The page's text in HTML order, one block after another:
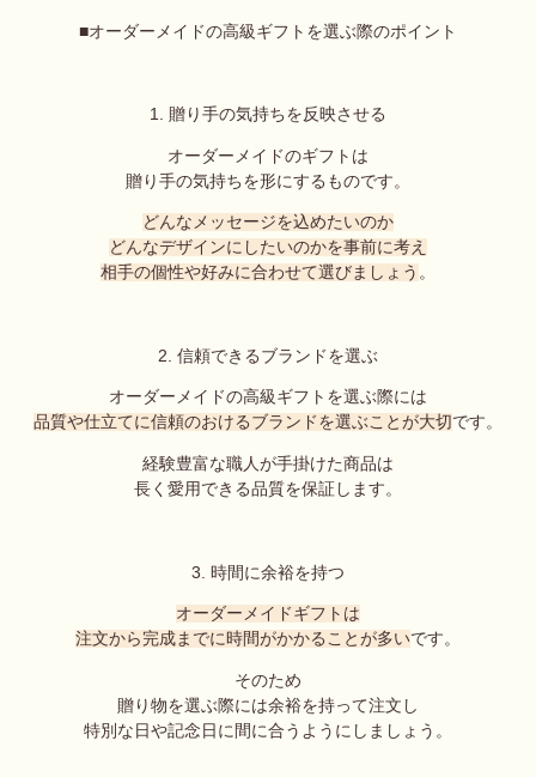
■オーダーメイドの高級ギフトを選ぶ際のポイント
1. 贈り手の気持ちを反映させる
オーダーメイドのギフトは
贈り手の気持ちを形にするものです。
どんなメッセージを込めたいのか
どんなデザインにしたいのかを事前に考え
相手の個性や好みに合わせて選びましょう 。
2. 信頼できるブランドを選ぶ
オーダーメイドの高級ギフトを選ぶ際には
品質や仕立てに信頼のおけるブランドを選ぶことが大切 です。
経験豊富な職人が手掛けた商品は
長く愛用できる品質を保証します。
3. 時間に余裕を持つ
オーダーメイドギフトは
注文から完成までに時間がかかることが多いです。
そのため
贈り物を選ぶ際には余裕を持って注文し
特別な日や記念日に間に合うようにしましょう。